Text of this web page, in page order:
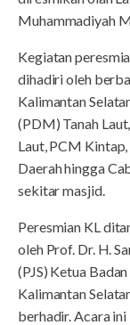
Muhammadiyah
Kegiatan
dihadiri oleh
Kalimantan
(PDM) Tanah
Laut, PCM
Daerah hingga
sekitar masjid.
Peresmian KL
oleh Prof. Dr. H.
(PJS) Ketua
Kalimantan
berhadir. Acara